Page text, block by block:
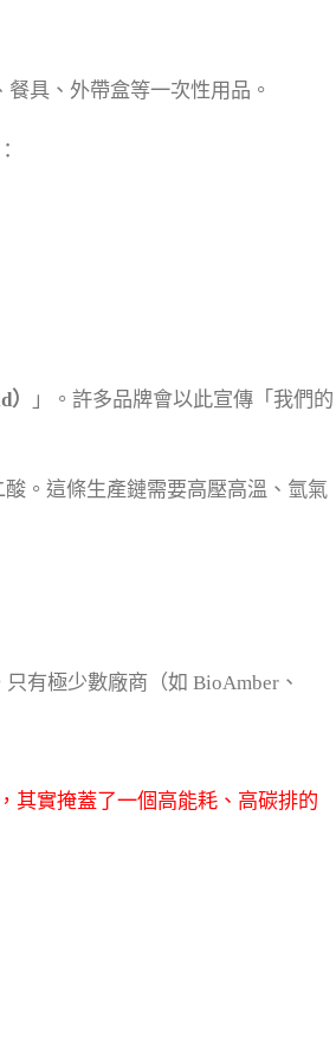
具、外帶盒等一次性用品。
」。許多品牌會以此宣傳「我們的
。這條生產鏈需要高壓高溫、氫氣
有極少數廠商（如 BioAmber、
其實掩蓋了一個高能耗、高碳排的